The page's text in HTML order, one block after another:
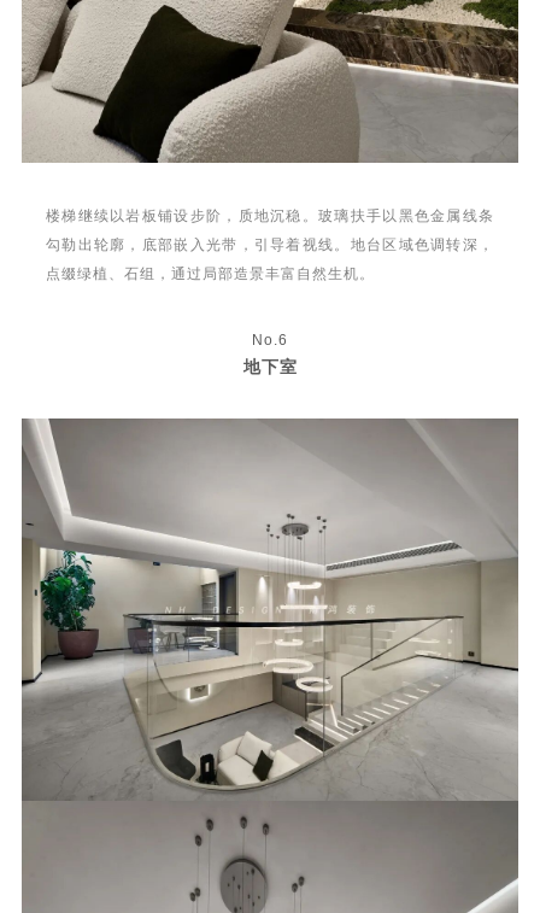
楼梯继续以岩板铺设步阶，质地沉稳。玻璃扶手以黑色金属线条
勾勒出轮廓，底部嵌入光带，引导着视线。地台区域色调转深，
点缀绿植、石组，通过局部造景丰富自然生机。
No.6
地下室